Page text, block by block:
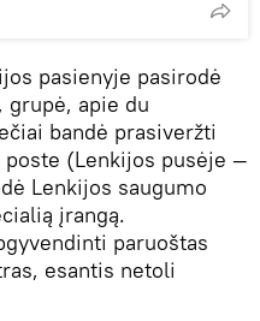
pasienyje pasirodė
grupė, apie du
bandė prasiveržti
poste (Lenkijos pusėje —
Lenkijos saugumo
įrangą.
paruoštas
esantis netoli